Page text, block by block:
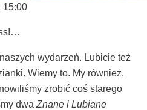
15:00
wyda­rzeń. Lubi­cie też
Wie­my to. My rów­nież.
zro­bić coś sta­re­go
dwa Zna­ne i Lubia­ne